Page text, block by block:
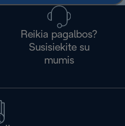
Reikia pagalbos?
Susisiekite su
mumis